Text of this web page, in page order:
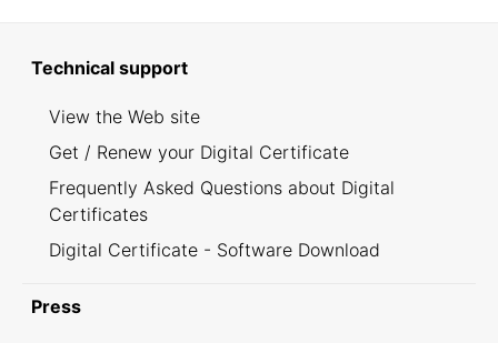
Technical support
View the Web site
Get / Renew your Digital Certificate
Frequently Asked Questions about Digital
Certificates
Digital Certificate - Software Download
Press